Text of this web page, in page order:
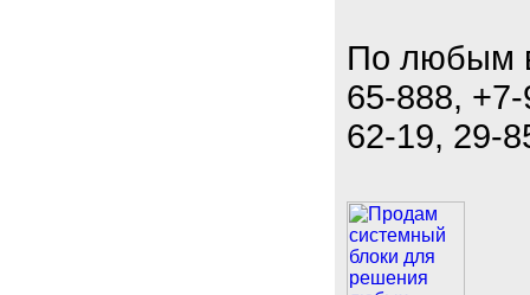
По любым
65-888,
62-19, 29-